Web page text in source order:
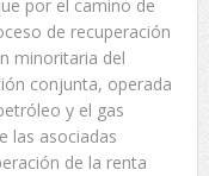
por el camino de
de recuperación
minoritaria del
conjunta, operada
y el gas
las asociadas
de la renta